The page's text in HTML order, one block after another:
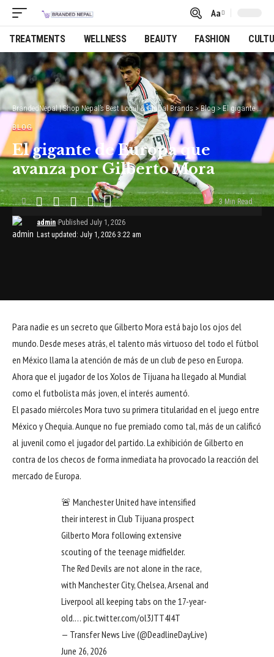
Font
Resizer
Aa
TREATMENTS WELLNESS BEAUTY FASHION
BrandedNepal | Shop Nepal’s Best Local & Global Brands >Blog>El gigante de Europa que avanza por Gilberto Mora
BLOG
El gigante de Europa que
avanza por Gilberto Mora
Last updated: July 1, 2026 3:22 am
admin Published July 1, 2026
3 Min Read
Para nadie es un secreto que Gilberto Mora está bajo los ojos del
mundo. Desde meses atrás, el talento más virtuoso del todo el fútbol
en México llama la atención de más de un club de peso en Europa.
Ahora que el jugador de los Xolos de Tijuana ha llegado al Mundial
como el futbolista más joven, el interés aumentó.
El pasado miércoles Mora tuvo su primera titularidad en el juego entre
México y Chequia. Aunque no fue premiado como tal, más de un calificó
al juvenil como el jugador del partido. La exhibición de Gilberto en
contra de los checos de forma inmediata ha provocado la reacción del
mercado de Europa.
🚨 Manchester United have intensified
their interest in Club Tijuana prospect
Gilberto Mora following extensive
scouting of the teenage midfielder.
The Red Devils are not alone in the race,
with Manchester City, Chelsea, Arsenal and
Liverpool all keeping tabs on the 17-year-
old.… pic.twitter.com/ol3JTT4I4T
— Transfer News Live (@DeadlineDayLive)
June 26, 2026